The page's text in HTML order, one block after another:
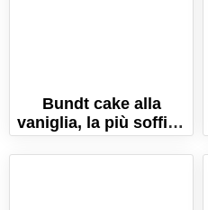
Bundt cake alla
vaniglia, la più soffice
e profumata!